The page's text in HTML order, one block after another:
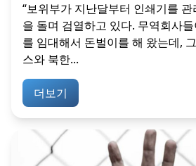
“보위부가 지난달부터 인쇄기를
을 돌며 검열하고 있다. 무역회사
를 임대해서 돈벌이를 해 왔는데,
스와 북한...
더보기